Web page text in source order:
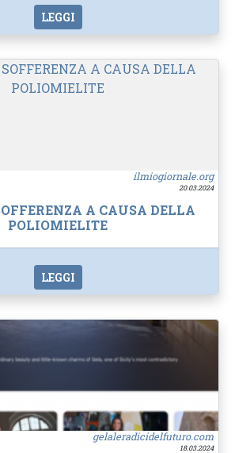
LEGGI
ilmiogiornale.org
20.03.2024
A CAUSA DELLA
POLIOMIELITE
LEGGI
gelaleradicidelfuturo.com
18.03.2024